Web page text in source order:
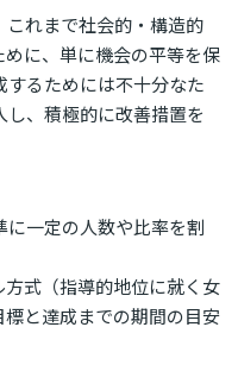
れまで社会的・構造的
に、単に機会の平等を保
るためには不十分なた
、積極的に改善措置を
一定の人数や比率を割
式（指導的地位に就く女
と達成までの期間の目安